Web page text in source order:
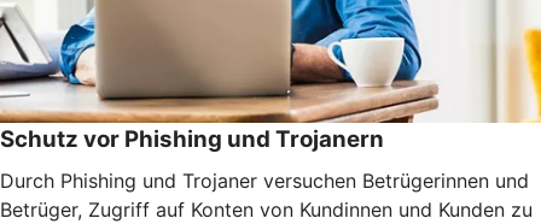
Schutz vor Phishing und Trojanern
Durch Phishing und Trojaner versuchen Betrügerinnen und
Betrüger, Zugriff auf Konten von Kundinnen und Kunden zu